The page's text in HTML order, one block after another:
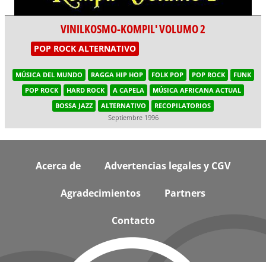
VINILKOSMO-KOMPIL' VOLUMO 2
POP ROCK ALTERNATIVO
MÚSICA DEL MUNDO RAGGA HIP HOP FOLK POP POP ROCK
FUNK
POP ROCK
HARD ROCK A CAPELA
MÚSICA AFRICANA ACTUAL
BOSSA JAZZ
ALTERNATIVO
RECOPILATORIOS
Septiembre 1996
FooterAcerca de Advertencias legales y CGV
Agradecimientos Partners
Contacto